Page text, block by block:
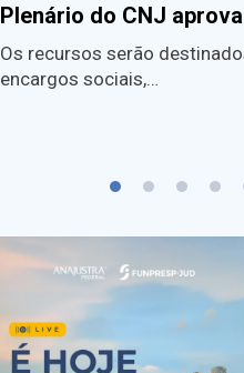
Plenário do CNJ
Os recursos serão
encargos sociais,…